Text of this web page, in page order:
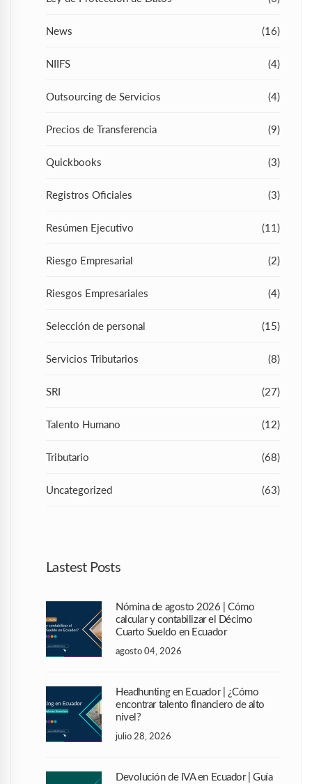
News (16)
NIIFS (4)
Outsourcing de Servicios (4)
Precios de Transferencia (9)
Quickbooks (3)
Registros Oficiales (3)
Resúmen Ejecutivo (11)
Riesgo Empresarial (2)
Riesgos Empresariales (4)
Selección de personal (15)
Servicios Tributarios (8)
SRI (27)
Talento Humano (12)
Tributario (68)
Uncategorized (63)
Lastest Posts
Nómina de agosto 2026 | Cómo
calcular y contabilizar el Décimo
Cuarto Sueldo en Ecuador
agosto 04, 2026
Headhunting en Ecuador | ¿Cómo
encontrar talento financiero de alto
nivel?
julio 28, 2026
Devolución de IVA en Ecuador | Guía